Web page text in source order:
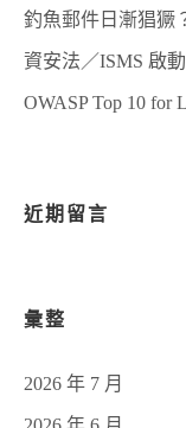
釣魚郵件日漸猖獗
資安法／ISMS 啟
OWASP Top 10 for
近期留言
彙整
2026 年 7 月